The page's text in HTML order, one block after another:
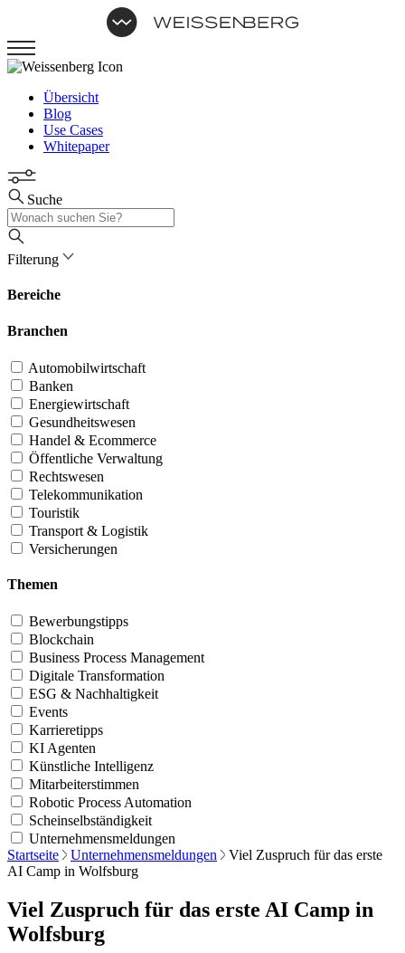
Übersicht
Blog
Use Cases
Whitepaper
Suche
Filterung
Bereiche
Branchen
Automobilwirtschaft
Banken
Energiewirtschaft
Gesundheitswesen
Handel & Ecommerce
Öffentliche Verwaltung
Rechtswesen
Telekommunikation
Touristik
Transport & Logistik
Versicherungen
Themen
Bewerbungstipps
Blockchain
Business Process Management
Digitale Transformation
ESG & Nachhaltigkeit
Events
Karrieretipps
KI Agenten
Künstliche Intelligenz
Mitarbeiterstimmen
Robotic Process Automation
Scheinselbständigkeit
Unternehmensmeldungen
Startseite
Unternehmensmeldungen
Viel Zuspruch für das erste
AI Camp in Wolfsburg
Viel Zuspruch für das erste AI Camp in
Wolfsburg